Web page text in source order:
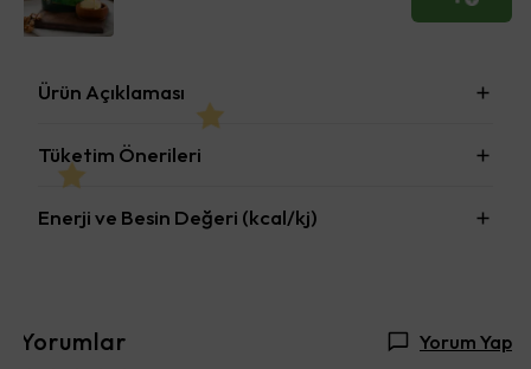
Ürün Açıklaması
Tüketim Önerileri
Enerji ve Besin Değeri (kcal/kj)
Yorumlar Yorum Yap